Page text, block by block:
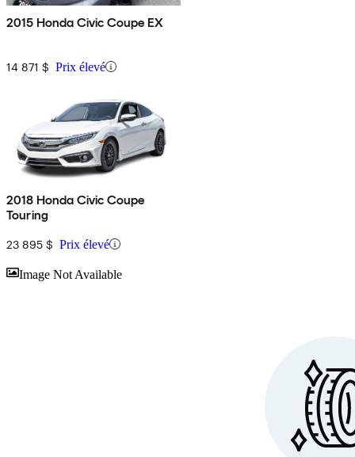
2015 Honda Civic Coupe EX
14 871 $ Prix élevé
2018 Honda Civic Coupe
Touring
23 895 $ Prix élevé
Image Not Available